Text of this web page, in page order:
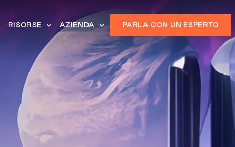
RISORSE AZIENDA PARLA CON UN ESPERTO